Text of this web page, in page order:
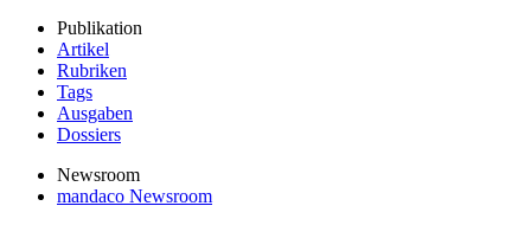
Publikation
Artikel
Rubriken
Tags
Ausgaben
Dossiers
Newsroom
mandaco Newsroom